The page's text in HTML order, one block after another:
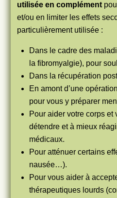
utilisée en complément
et/ou en limiter les effets
particulièrement utilisée :
Dans le cadre des
la fibromyalgie), pour
Dans la récupération
En amont d’une
pour vous y préparer
Pour aider votre corps et
détendre et à mieux
médicaux.
Pour atténuer certains
nausée…).
Pour vous aider à
thérapeutiques lourds